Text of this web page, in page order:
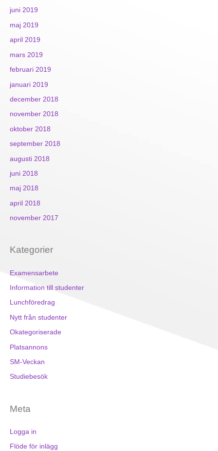
juni 2019
maj 2019
april 2019
mars 2019
februari 2019
januari 2019
december 2018
november 2018
oktober 2018
september 2018
augusti 2018
juni 2018
maj 2018
april 2018
november 2017
Kategorier
Examensarbete
Information till studenter
Lunchföredrag
Nytt från studenter
Okategoriserade
Platsannons
SM-Veckan
Studiebesök
Meta
Logga in
Flöde för inlägg